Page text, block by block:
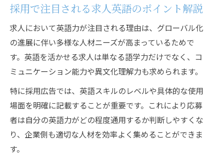
正社員採用に有利な英語力の伸ばし方
広告作成に役立つ採用専門英語フレーズ
求人応募時に差がつく英語力アップ術
バイトから正社員へ転身を叶える方法
採用広告で正社員登用を狙う求人選び
バイト経験を活かせる英語求人の探し方
求人広告で見抜くキャリアアップの道筋
英語スキルで正社員採用を勝ち取る秘訣
求人英語を活用した転職活動の進め方
採用で注目される求人英語のポイント解説
求人において英語力が注目される理由は、グローバル化
の進展に伴い多様な人材ニーズが高まっているためで
す。英語を活かせる求人は単なる語学力だけでなく、コ
ミュニケーション能力や異文化理解力も求められます。
特に採用広告では、英語スキルのレベルや具体的な使用
場面を明確に記載することが重要です。これにより応募
者は自分の英語力がどの程度通用するか判断しやすくな
り、企業側も適切な人材を効率よく集めることができま
す。